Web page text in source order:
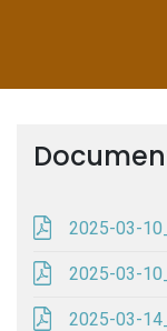
2025-03-
2025-03-
2025-03-